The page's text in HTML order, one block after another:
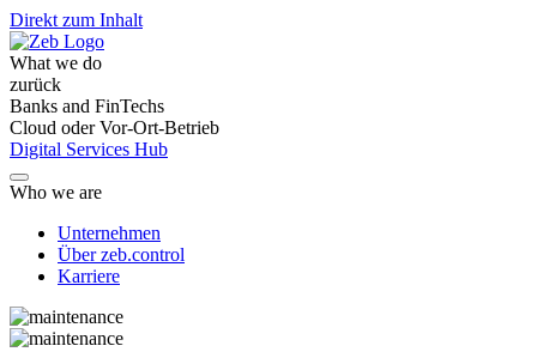
Direkt zum Inhalt
What we do
zurück
Banks and FinTechs
Cloud oder Vor-Ort-Betrieb
Digital Services Hub
Who we are
Unternehmen
Über zeb.control
Karriere